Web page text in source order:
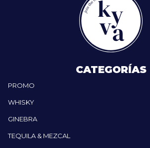
CATEGORÍAS
PROMO
WHISKY
GINEBRA
TEQUILA & MEZCAL